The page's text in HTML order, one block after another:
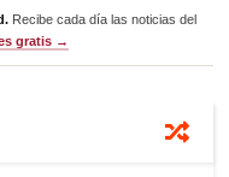
Recibe cada día las noticias del
gratis →